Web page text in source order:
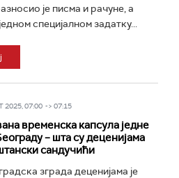
је писма и рачуне, а
специјалном задатку...
2025, 07:00 -> 07:15
временска капсула једне
– шта су деценијама
сандучићи
зграда деценијама је